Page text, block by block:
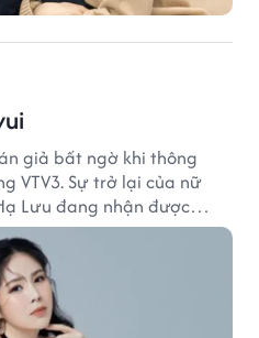
giả bất ngờ khi thông
VTV3. Sự trở lại của nữ
Lưu đang nhận được